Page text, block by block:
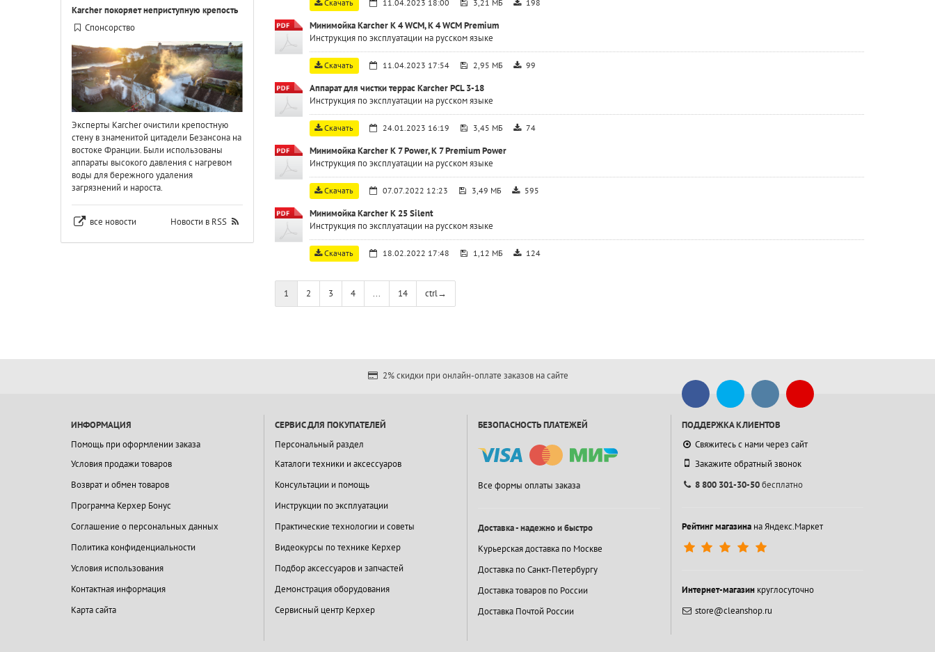
Скачать 11.04.2023 18:00 3,21 МБ 198
Минимойка Karcher K 4 WCM, K 4 WCM Premium
Инструкция по эксплуатации на русском языке
Скачать 11.04.2023 17:54 2,95 МБ 99
Аппарат для чистки террас Karcher PCL 3-18
Инструкция по эксплуатации на русском языке
Скачать 24.01.2023 16:19 3,45 МБ 74
Минимойка Karcher K 7 Power, K 7 Premium Power
Инструкция по эксплуатации на русском языке
Скачать 07.07.2022 12:23 3,49 МБ 595
Минимойка Karcher K 25 Silent
Инструкция по эксплуатации на русском языке
Скачать 18.02.2022 17:48 1,12 МБ 124
1 2 3 4 ... 14 ctrl→
Karcher покоряет неприступную крепость
Спонсорство
Эксперты Karcher очистили крепостную
стену в знаменитой цитадели Безансона на
востоке Франции. Были использованы
аппараты высокого давления с нагревом
воды для бережного удаления
загрязнений и нароста.
все новости Новости в RSS
2% скидки при онлайн-оплате заказов на сайте
ИНФОРМАЦИЯ
Помощь при оформлении заказа
Условия продажи товаров
Возврат и обмен товаров
Программа Керхер Бонус
Соглашение о персональных данных
Политика конфиденциальности
Условия использования
Контактная информация
Карта сайта
СЕРВИС ДЛЯ ПОКУПАТЕЛЕЙ
Персональный раздел
Каталоги техники и аксессуаров
Консультации и помощь
Инструкции по эксплуатации
Практические технологии и советы
Видеокурсы по технике Керхер
Подбор аксессуаров и запчастей
Демонстрация оборудования
Сервисный центр Керхер
БЕЗОПАСНОСТЬ ПЛАТЕЖЕЙ
Все формы оплаты заказа
Доставка - надежно и быстро
Курьерская доставка по Москве
Доставка по Санкт-Петербургу
Доставка товаров по России
Доставка Почтой России
ПОДДЕРЖКА КЛИЕНТОВ
Свяжитесь с нами через сайт
Закажите обратный звонок
8 800 301-30-50бесплатно
Рейтинг магазинана Яндекс.Маркет
Интернет-магазинкруглосуточно
store@cleanshop.ru